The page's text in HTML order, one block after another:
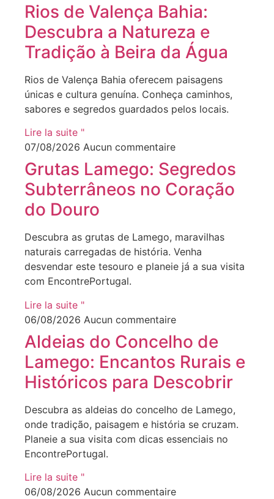
Rios de Valença Bahia:
Descubra a Natureza e
Tradição à Beira da Água
Rios de Valença Bahia oferecem paisagens
únicas e cultura genuína. Conheça caminhos,
sabores e segredos guardados pelos locais.
Lire la suite "
07/08/2026 Aucun commentaire
Grutas Lamego: Segredos
Subterrâneos no Coração
do Douro
Descubra as grutas de Lamego, maravilhas
naturais carregadas de história. Venha
desvendar este tesouro e planeie já a sua visita
com EncontrePortugal.
Lire la suite "
06/08/2026 Aucun commentaire
Aldeias do Concelho de
Lamego: Encantos Rurais e
Históricos para Descobrir
Descubra as aldeias do concelho de Lamego,
onde tradição, paisagem e história se cruzam.
Planeie a sua visita com dicas essenciais no
EncontrePortugal.
Lire la suite "
06/08/2026 Aucun commentaire